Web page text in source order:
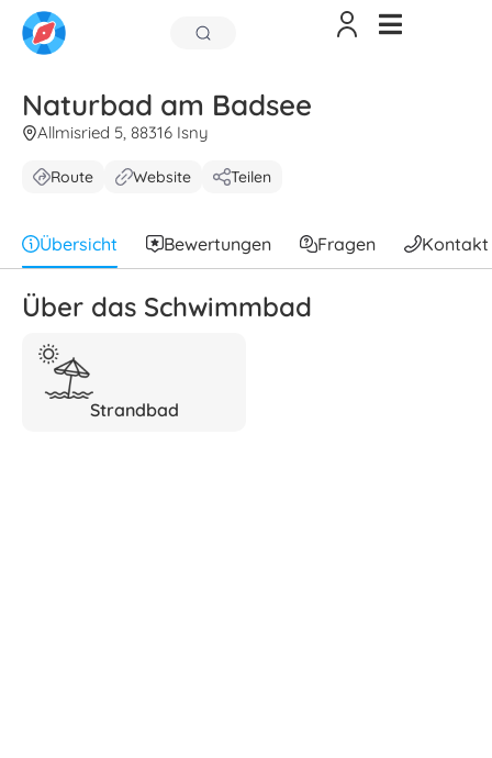
Naturbad am Badsee
Allmisried 5, 88316 Isny
Route Website Teilen
Übersicht Bewertungen Fragen Kontakt
Über das Schwimmbad
Strandbad